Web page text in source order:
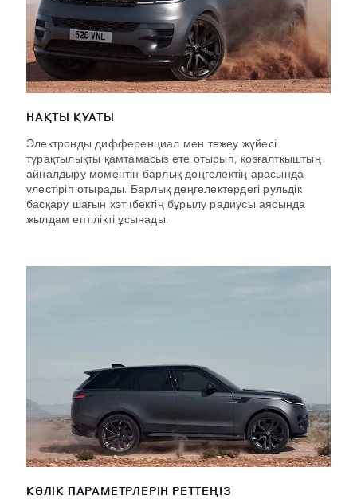
НАҚТЫ ҚУАТЫ
Электронды дифференциал мен тежеу жүйесі
тұрақтылықты қамтамасыз ете отырып, қозғалтқыштың
айналдыру моментін барлық дөңгелектің арасында
үлестіріп отырады. Барлық дөңгелектердегі рульдік
басқару шағын хэтчбектің бұрылу радиусы аясында
жылдам ептілікті ұсынады.
КӨЛІК ПАРАМЕТРЛЕРІН РЕТТЕҢІЗ